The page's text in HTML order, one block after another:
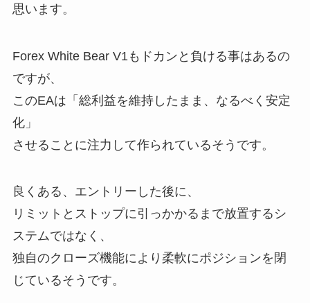
思います。
Forex White Bear V1もドカンと負ける事はあるの
ですが、
このEAは 「総利益を維持したまま、なるべく安定
化」
させることに注力して作られているそうです。
良くある、エントリーした後に、
リミットとストップに引っかかるまで放置するシ
ステムではなく、
独自のクローズ機能により柔軟にポジションを閉
じているそうです。